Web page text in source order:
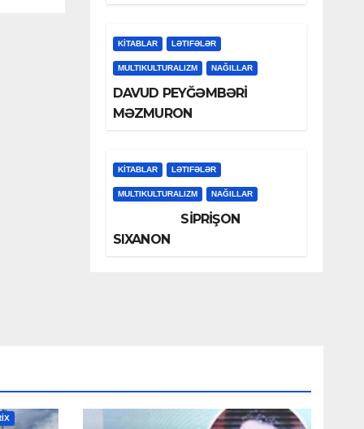
KİTABLAR LƏTIFƏLƏR
MULTIKULTURALIZM NAĞILLAR
DAVUD PEYĞƏMBƏRİ
MƏZMURON
KİTABLAR LƏTIFƏLƏR
MULTIKULTURALIZM NAĞILLAR
SİPRİŞON
SIXANON